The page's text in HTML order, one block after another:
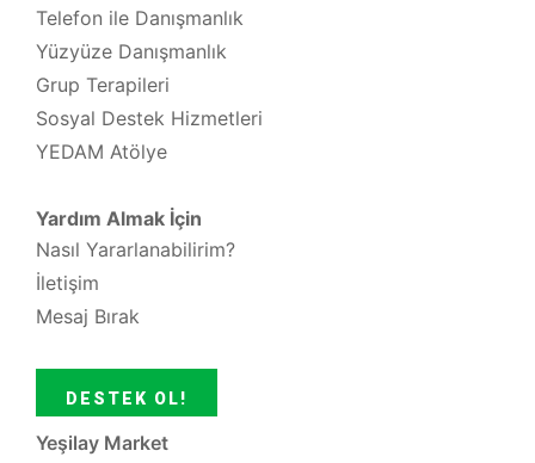
Telefon ile Danışmanlık
Yüzyüze Danışmanlık
Grup Terapileri
Sosyal Destek Hizmetleri
YEDAM Atölye
Yardım Almak İçin
Nasıl Yararlanabilirim?
İletişim
Mesaj Bırak
DESTEK OL!
Yeşilay Market